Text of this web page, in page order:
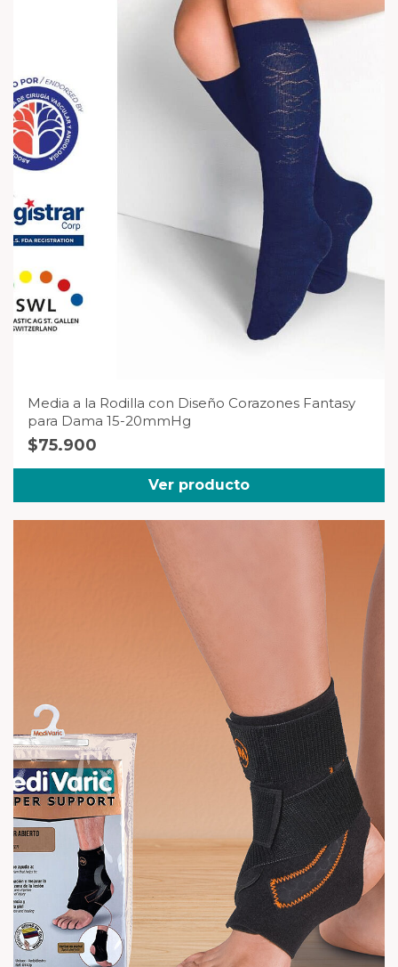
Media a la Rodilla con Diseño Corazones Fantasy
para Dama 15-20mmHg
$75.900
Ver producto